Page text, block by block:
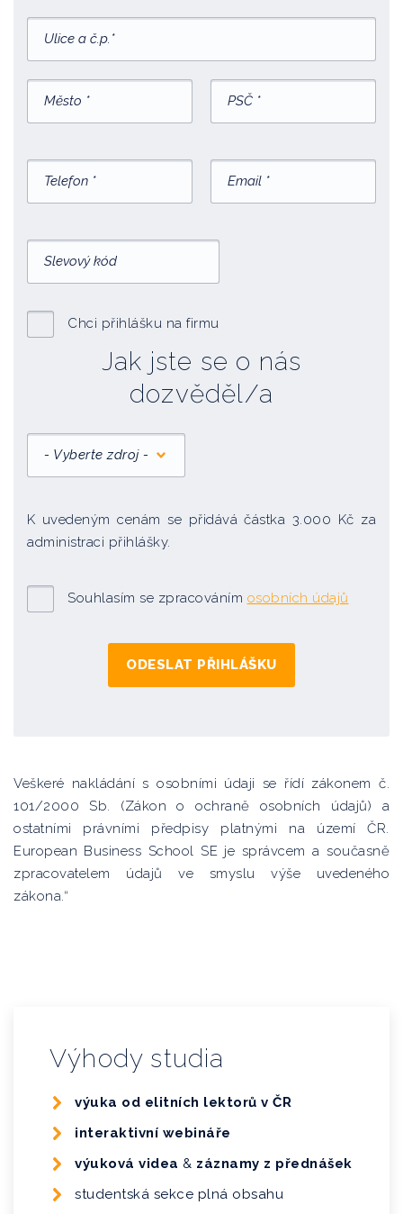
Chci přihlášku na firmu
Jak jste se o nás
dozvěděl/a
- Vyberte zdroj -
K uvedeným cenám se přidává částka 3.000 Kč za
administraci přihlášky.
Souhlasím se zpracováním osobních údajů
Veškeré nakládání s osobními údaji se řídí zákonem č.
101/2000 Sb. (Zákon o ochraně osobních údajů) a
ostatními právními předpisy platnými na území ČR.
European Business School SE je správcem a současně
zpracovatelem údajů ve smyslu výše uvedeného
zákona.“
Výhody studia
výuka od elitních lektorů v ČR
interaktivní webináře
výuková videa & záznamy z přednášek
studentská sekce plná obsahu